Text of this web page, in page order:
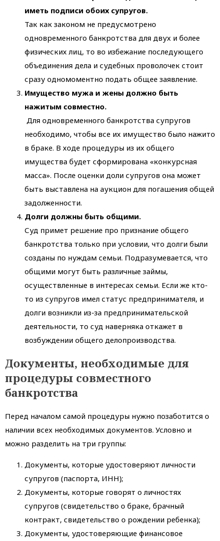
иметь подписи обоих супругов.
Так как законом не предусмотрено
одновременного банкротства для двух и более
физических лиц, то во избежание последующего
объединения дела и судебных проволочек стоит
сразу одномоментно подать общее заявление.
Имущество мужа и жены должно быть
нажитым совместно.
Для одновременного банкротства супругов
необходимо, чтобы все их имущество было нажито
в браке. В ходе процедуры из их общего
имущества будет сформирована «конкурсная
масса». После оценки доли супругов она может
быть выставлена на аукцион для погашения общей
задолженности.
Долги должны быть общими.
Суд примет решение про признание общего
банкротства только при условии, что долги были
созданы по нуждам семьи. Подразумевается, что
общими могут быть различные займы,
осуществленные в интересах семьи. Если же кто-
то из супругов имел статус предпринимателя, и
долги возникли из-за предпринимательской
деятельности, то суд наверняка откажет в
возбуждении общего делопроизводства.
Документы, необходимые для
процедуры совместного
банкротства
Перед началом самой процедуры нужно позаботится о
наличии всех необходимых документов. Условно и
можно разделить на три группы:
Документы, которые удостоверяют личности
супругов (паспорта, ИНН);
Документы, которые говорят о личностях
супругов (свидетельство о браке, брачный
контракт, свидетельство о рождении ребенка);
Документы, удостоверяющие финансовое